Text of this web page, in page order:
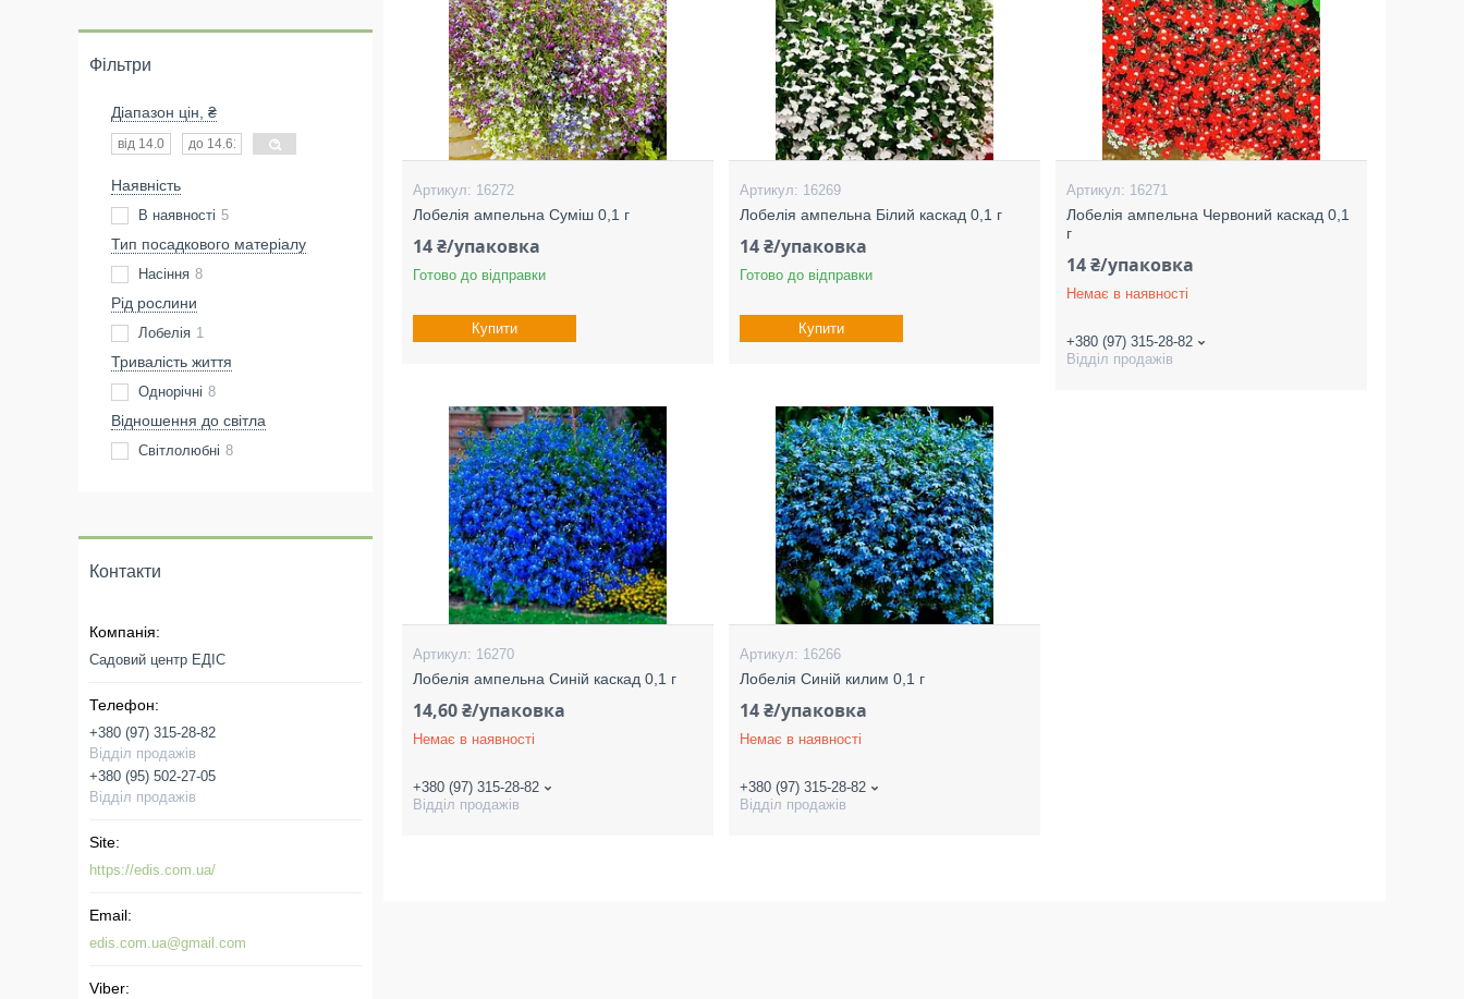
16272
Лобелія ампельна Суміш 0,1 г
14 ₴/упаковка
Готово до відправки
Купити
16269
Лобелія ампельна Білий каскад 0,1 г
14 ₴/упаковка
Готово до відправки
Купити
16271
Лобелія ампельна Червоний каскад 0,1
г
14 ₴/упаковка
Немає в наявності
+380 (97) 315-28-82
Відділ продажів
16270
Лобелія ампельна Синій каскад 0,1 г
14,60 ₴/упаковка
Немає в наявності
+380 (97) 315-28-82
Відділ продажів
16266
Лобелія Синій килим 0,1 г
14 ₴/упаковка
Немає в наявності
+380 (97) 315-28-82
Відділ продажів
Фільтри
Діапазон цін, ₴
Наявність
В наявності 5
Тип посадкового матеріалу
Насіння 8
Рід рослини
Лобелія 1
Тривалість життя
Однорічні 8
Відношення до світла
Світлолюбні 8
Контакти
Садовий центр ЕДІС
+380 (97) 315-28-82
Відділ продажів
+380 (95) 502-27-05
Відділ продажів
https://edis.com.ua/
edis.com.ua@gmail.com